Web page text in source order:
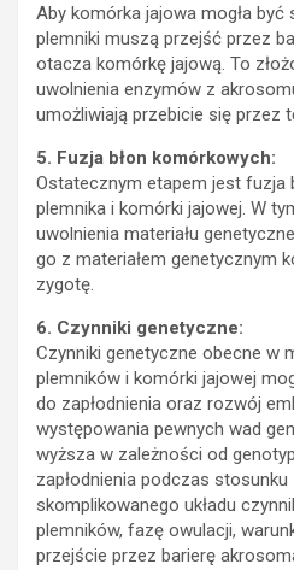
Aby komórka jajowa mogła być
plemniki muszą przejść przez
otacza komórkę jajową. To
uwolnienia enzymów z
umożliwiają przebicie się przez
5. Fuzja błon komórkowych:
Ostatecznym etapem jest fuzja
plemnika i komórki jajowej. W
uwolnienia materiału
go z materiałem genetycznym
zygotę.
6. Czynniki genetyczne:
Czynniki genetyczne obecne w
plemników i komórki jajowej
do zapłodnienia oraz rozwój
występowania pewnych wad
wyższa w zależności od
zapłodnienia podczas stosunku
skomplikowanego układu
plemników, fazę owulacji,
przejście przez barierę